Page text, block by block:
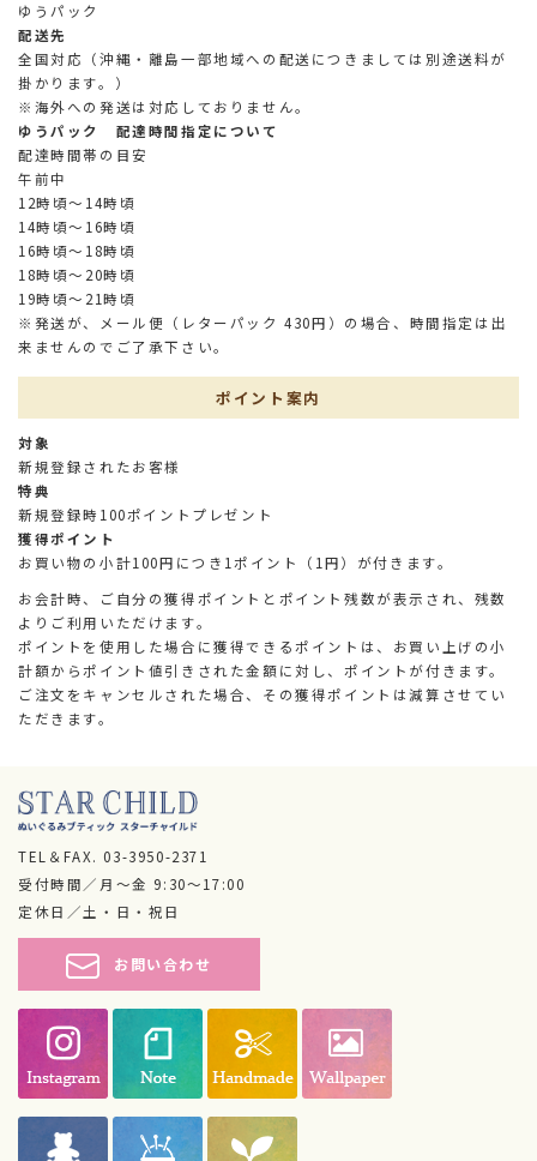
ゆうパック
配送先
全国対応（沖縄・離島一部地域への配送につきましては別途送料が
掛かります。）
※海外への発送は対応しておりません。
ゆうパック 配達時間指定について
配達時間帯の目安
午前中
12時頃～14時頃
14時頃～16時頃
16時頃～18時頃
18時頃～20時頃
19時頃～21時頃
※発送が、メール便（レターパック 430円）の場合、時間指定は出
来ませんのでご了承下さい。
ポイント案内
対象
新規登録されたお客様
特典
新規登録時100ポイントプレゼント
獲得ポイント
お買い物の小計100円につき1ポイント（1円）が付きます。
お会計時、ご自分の獲得ポイントとポイント残数が表示され、残数
よりご利用いただけます。
ポイントを使用した場合に獲得できるポイントは、お買い上げの小
計額からポイント値引きされた金額に対し、ポイントが付きます。
ご注文をキャンセルされた場合、その獲得ポイントは減算させてい
ただきます。
TEL＆FAX. 03-3950-2371
受付時間／月～金 9:30～17:00
定休日／土・日・祝日
お問い合わせ